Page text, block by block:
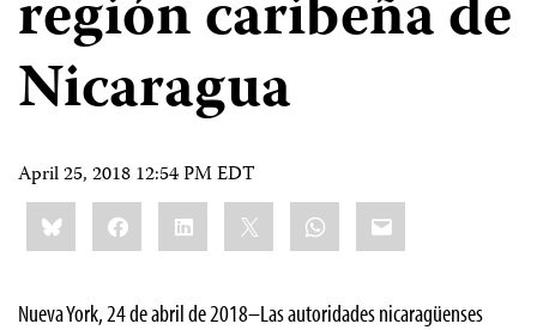
región caribeña de
Nicaragua
April 25, 2018 12:54 PM EDT
Share
this:BlueskyFacebookLinkedIn WhatsApp
Email
Nueva York, 24 de abril de 2018–Las autoridades nicaragüenses